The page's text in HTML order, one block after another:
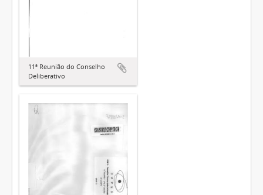
11ª Reunião do Conselho
Deliberativo